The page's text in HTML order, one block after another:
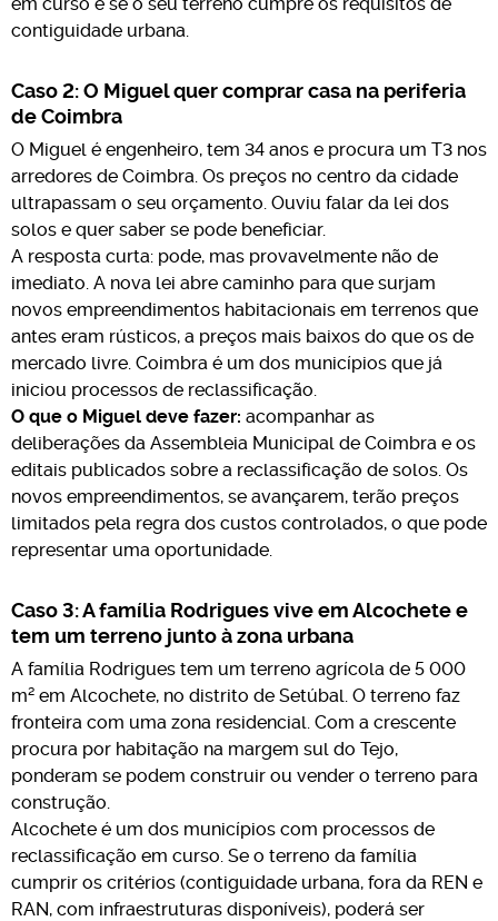
contiguidade urbana.
Caso 2: O Miguel quer comprar casa na periferia
de Coimbra
O Miguel é engenheiro, tem 34 anos e procura um T3 nos
arredores de Coimbra. Os preços no centro da cidade
ultrapassam o seu orçamento. Ouviu falar da lei dos
solos e quer saber se pode beneficiar.
A resposta curta: pode, mas provavelmente não de
imediato. A nova lei abre caminho para que surjam
novos empreendimentos habitacionais em terrenos que
antes eram rústicos, a preços mais baixos do que os de
mercado livre. Coimbra é um dos municípios que já
iniciou processos de reclassificação.
O que o Miguel deve fazer: acompanhar as
deliberações da Assembleia Municipal de Coimbra e os
editais publicados sobre a reclassificação de solos. Os
novos empreendimentos, se avançarem, terão preços
limitados pela regra dos custos controlados, o que pode
representar uma oportunidade.
Caso 3: A família Rodrigues vive em Alcochete e
tem um terreno junto à zona urbana
A família Rodrigues tem um terreno agrícola de 5 000
m² em Alcochete, no distrito de Setúbal. O terreno faz
fronteira com uma zona residencial. Com a crescente
procura por habitação na margem sul do Tejo,
ponderam se podem construir ou vender o terreno para
construção.
Alcochete é um dos municípios com processos de
reclassificação em curso. Se o terreno da família
cumprir os critérios (contiguidade urbana, fora da REN e
RAN, com infraestruturas disponíveis), poderá ser